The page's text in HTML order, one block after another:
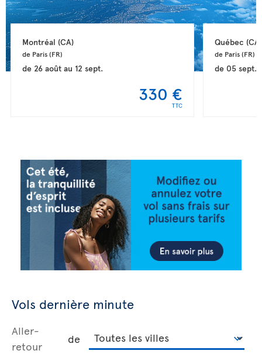
Montréal (CA)
de Paris (FR)
de 26 aoûtau 12 sept.
330 €
TTC
Québec (CA)
de Paris (FR)
de 05 sept.
Vols dernière minute
Aller-
retour
de